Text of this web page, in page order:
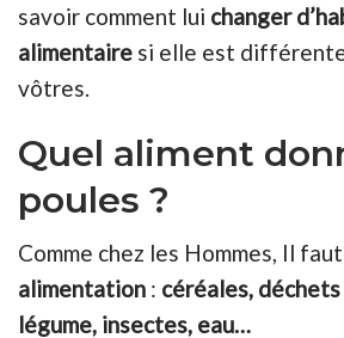
savoir comment lui changer
alimentaire si elle est
vôtres.
Quel aliment
poules ?
Comme chez les Hommes, Il faut
alimentation : céréales,
légume, insectes, eau…